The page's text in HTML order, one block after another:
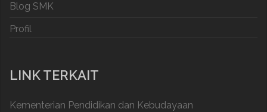
Blog SMK
Profil
LINK TERKAIT
Kementerian Pendidikan dan Kebudayaan